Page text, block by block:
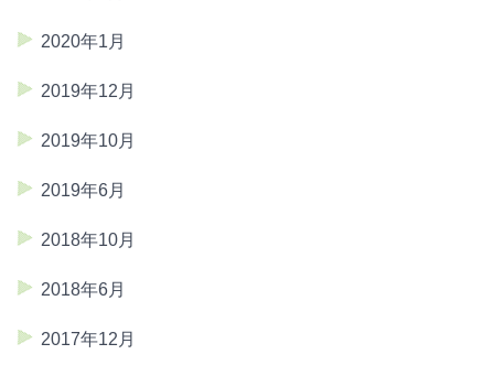
2020年1月
2019年12月
2019年10月
2019年6月
2018年10月
2018年6月
2017年12月